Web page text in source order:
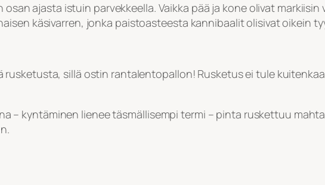
osan ajasta istuin parvekkeella. Vaikka pää ja kone olivat
käsivarren, jonka paistoasteesta kannibaalit olisivat oikein
sillä ostin rantalentopallon! Rusketus ei tule
– kyntäminen lienee täsmällisempi termi – pinta ruskettuu